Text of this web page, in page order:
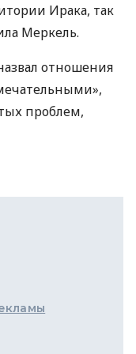
Ирака, так
Меркель.
отношения
проблем,